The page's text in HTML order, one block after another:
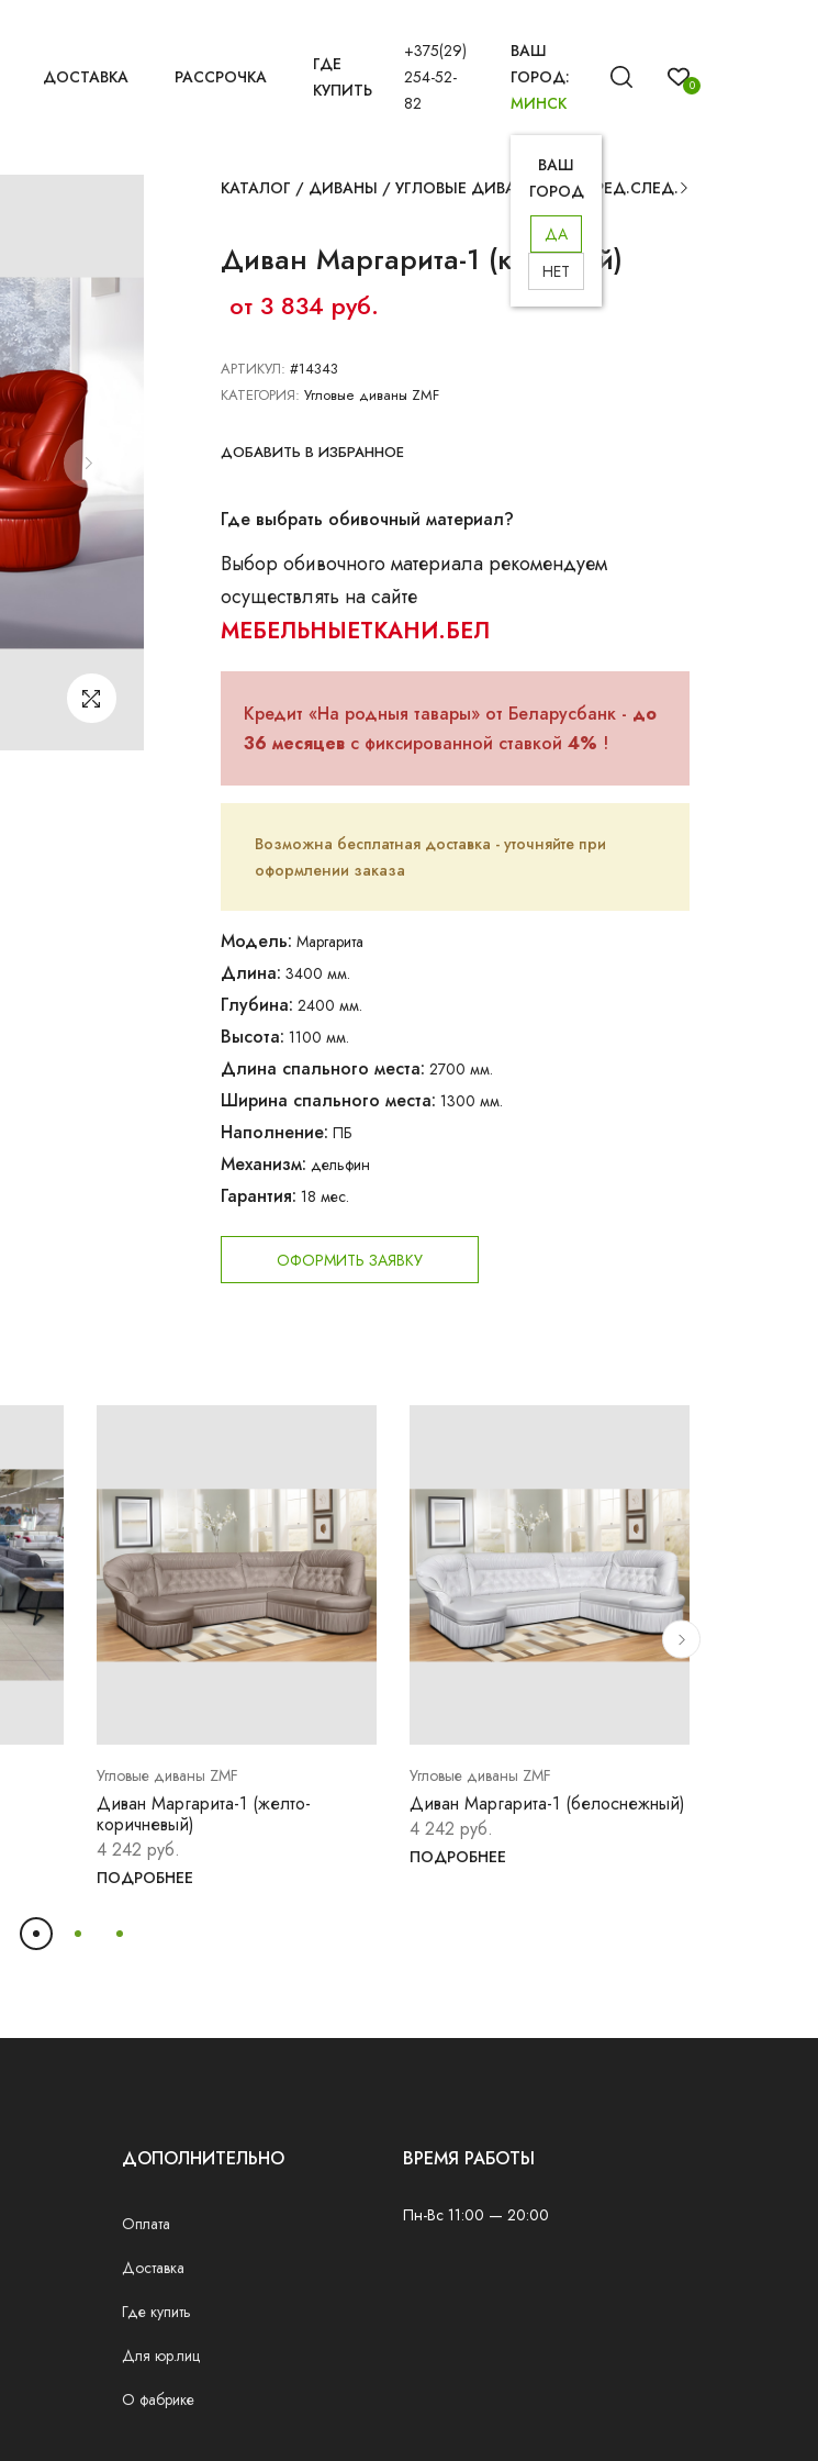
ДОСТАВКА РАССРОЧКА
ГДЕ
КУПИТЬ
+375(29)
254-52-
82
ВАШ
ГОРОД:
МИНСК
ВАШ
ГОРОД
ДА
НЕТ
0
КАТАЛОГ / ДИВАНЫ / УГЛОВЫЕ ДИВАНЫ ПРЕД.СЛЕД.
Диван Маргарита-1 (красный)
от 3 834 руб.
АРТИКУЛ: #14343
КАТЕГОРИЯ: Угловые диваны ZMF
ДОБАВИТЬ В ИЗБРАННОЕ
Где выбрать обивочный материал?
Выбор обивочного материала рекомендуем
осуществлять на сайте
МЕБЕЛЬНЫЕТКАНИ.БЕЛ
Кредит «На родныя тавары» от Беларусбанк - до
36 месяцевс фиксированной ставкой 4% !
Возможна бесплатная доставка - уточняйте при
оформлении заказа
Модель: Маргарита
Длина: 3400 мм.
Глубина: 2400 мм.
Высота: 1100 мм.
Длина спального места: 2700 мм.
Ширина спального места: 1300 мм.
Наполнение: ПБ
Механизм: дельфин
Гарантия: 18 мес.
ОФОРМИТЬ ЗАЯВКУ
Угловые диваны ZMF
Диван Маргарита-1 (желто-
коричневый)
4 242 руб.
ПОДРОБНЕЕ
Угловые диваны ZMF
Диван Маргарита-1 (белоснежный)
4 242 руб.
ПОДРОБНЕЕ
ДОПОЛНИТЕЛЬНО
Оплата
Доставка
Где купить
Для юр.лиц
О фабрике
ВРЕМЯ РАБОТЫ
Пн-Вс 11:00 — 20:00